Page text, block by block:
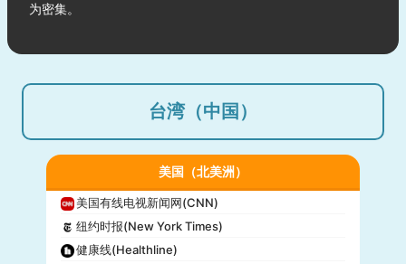
为密集。
台湾（中国）
美国（北美洲）
美国有线电视新闻网(CNN)
纽约时报(New York Times)
健康线(Healthline)